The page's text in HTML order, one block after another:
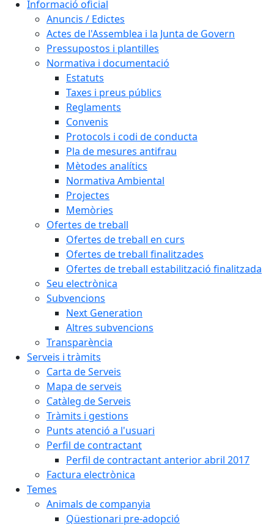
Informació oficial
Anuncis / Edictes
Actes de l'Assemblea i la Junta de Govern
Pressupostos i plantilles
Normativa i documentació
Estatuts
Taxes i preus públics
Reglaments
Convenis
Protocols i codi de conducta
Pla de mesures antifrau
Mètodes analítics
Normativa Ambiental
Projectes
Memòries
Ofertes de treball
Ofertes de treball en curs
Ofertes de treball finalitzades
Ofertes de treball estabilització finalitzada
Seu electrònica
Subvencions
Next Generation
Altres subvencions
Transparència
Serveis i tràmits
Carta de Serveis
Mapa de serveis
Catàleg de Serveis
Tràmits i gestions
Punts atenció a l'usuari
Perfil de contractant
Perfil de contractant anterior abril 2017
Factura electrònica
Temes
Animals de companyia
Qüestionari pre-adopció